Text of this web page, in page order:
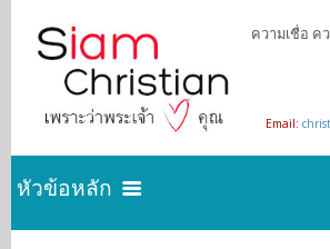
ความเชื่อ ค
Email:
หัวข้อหลัก